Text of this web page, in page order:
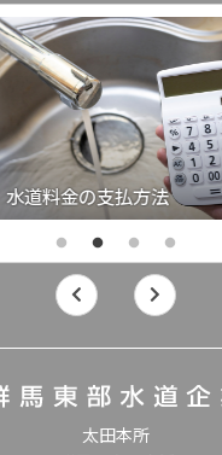
水道料金の支払方法
太田本所